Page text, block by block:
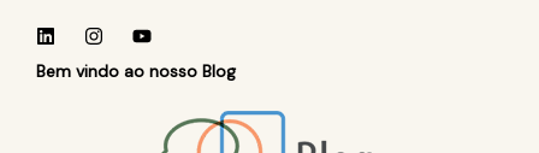
Bem vindo ao nosso Blog